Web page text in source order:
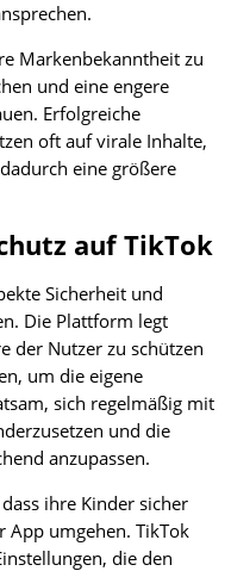
Markenbekanntheit zu
und eine engere
Erfolgreiche
oft auf virale Inhalte,
eine größere
auf TikTok
Sicherheit und
Die Plattform legt
der Nutzer zu schützen
um die eigene
sich regelmäßig mit
und die
anzupassen.
ihre Kinder sicher
umgehen. TikTok
die den